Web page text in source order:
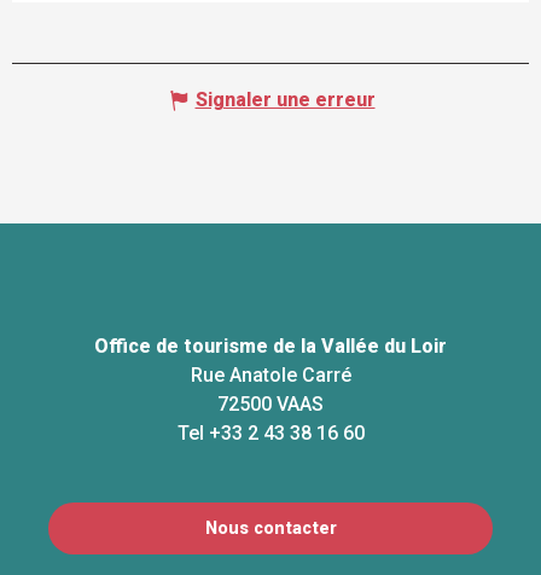
Signaler une erreur
Office de tourisme de la Vallée du Loir
Rue Anatole Carré
72500 VAAS
Tel +33 2 43 38 16 60
Nous contacter